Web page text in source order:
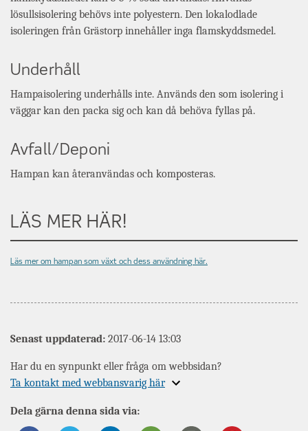
lösullsisolering behövs inte polyestern. Den lokalodlade
isoleringen från Grästorp innehåller inga flamskyddsmedel.
Underhåll
Hampaisolering underhålls inte. Används den som isolering i
väggar kan den packa sig och kan då behöva fyllas på.
Avfall/Deponi
Hampan kan återanvändas och komposteras.
LÄS MER HÄR!
Läs mer om hampan som växt och dess användning här.
Senast uppdaterad: 2017-06-14 13:03
Har du en synpunkt eller fråga om webbsidan?
Expandera
om
Ta kontakt med webbansvarig här
Dela gärna denna sida via: